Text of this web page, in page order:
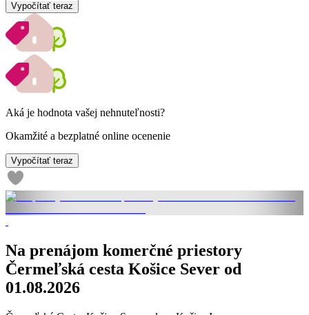
Vypočítať teraz
Aká je hodnota vašej nehnuteľnosti?
Okamžité a bezplatné online ocenenie
Vypočítať teraz
Na prenájom komerčné priestory
Čermeľská cesta Košice Sever od
01.08.2026